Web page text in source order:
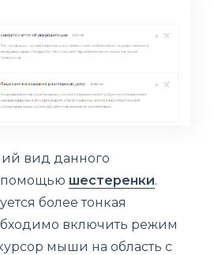
вид данного
помощью шестеренки.
более тонкая
включить режим
мыши на область с